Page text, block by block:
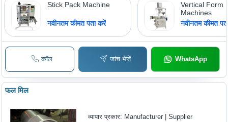
Stick Pack Machine
नवीनतम कीमत पता करें
Vertical Form
Machines
नवीनतम कीमत
कॉल जांच भेजें WhatsApp
फल मिल
व्यापार प्रकार: Manufacturer | Supplier